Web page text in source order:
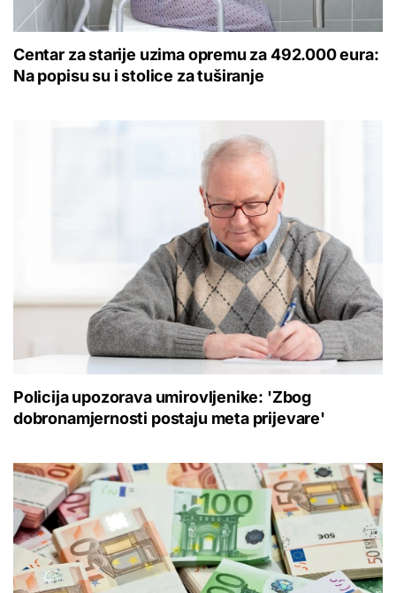
Centar za starije uzima opremu za 492.000 eura:
Na popisu su i stolice za tuširanje
Policija upozorava umirovljenike: 'Zbog
dobronamjernosti postaju meta prijevare'